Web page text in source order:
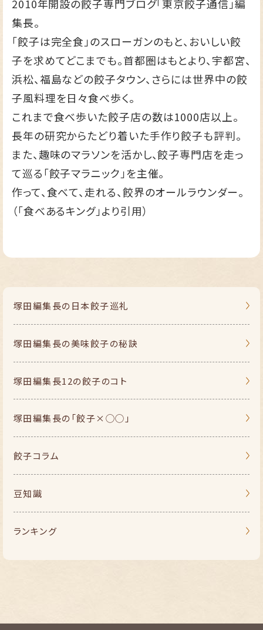
2010年開設の餃子専門ブログ「東京餃子通信」編
集長。
「餃子は完全食」のスローガンのもと、おいしい餃
子を求めてどこまでも。首都圏はもとより、宇都宮、
浜松、福島などの餃子タウン、さらには世界中の餃
子風料理を日々食べ歩く。
これまで食べ歩いた餃子店の数は1000店以上。
長年の研究からたどり着いた手作り餃子も評判。
また、趣味のマラソンを活かし、餃子専門店を走っ
て巡る「餃子マラニック」を主催。
作って、食べて、走れる、餃界のオールラウンダー。
（「食べあるキング」より引用）
塚田編集長の 日本餃子巡礼
塚田編集長の美味餃子の秘訣
塚田編集長12の餃子のコト
塚田編集長の 「餃子×◯◯」
餃子コラム
豆知識
ランキング